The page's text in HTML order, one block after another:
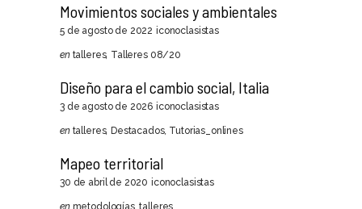
Movimientos sociales y ambientales
5 de agosto de 2022 iconoclasistas
en talleres, Talleres 08/20
Diseño para el cambio social, Italia
3 de agosto de 2026 iconoclasistas
en talleres, Destacados, Tutorias_onlines
Mapeo territorial
30 de abril de 2020 iconoclasistas
en metodologías,talleres